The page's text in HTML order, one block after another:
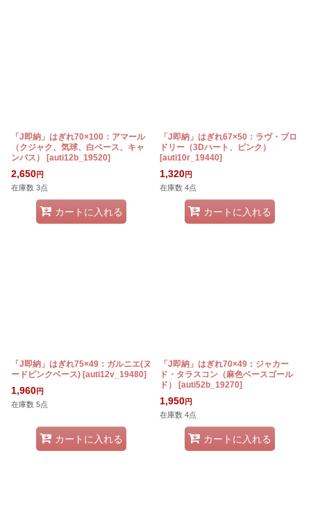
「J即納」はぎれ70×100：アマール
（クジャク、気球、白ベース、キャ
ンバス）
[auti12b_19520]
2,650円
在庫数 3点
カートに入れる
「J即納」はぎれ67×50：ラヴ・ブロ
ドリー（3Dハート、ピンク）
[auti10r_19440]
1,320円
在庫数 4点
カートに入れる
「J即納」はぎれ75×49：ガルニエ(ヌ
ードピンクベース) [auti12v_19480]
1,960円
在庫数 5点
カートに入れる
「J即納」はぎれ70×49：ジャカー
ド・タラスコン（麻色ベースゴール
ド）
[auti52b_19270]
1,950円
在庫数 4点
カートに入れる